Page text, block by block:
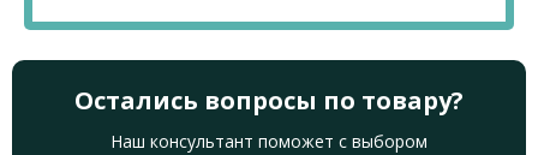
Остались вопросы по товару?
Наш консультант поможет с выбором